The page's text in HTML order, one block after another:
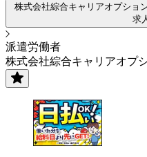
株式会社綜合キャリアオプショ
求
派遣労働者
株式会社綜合キャリアオプ